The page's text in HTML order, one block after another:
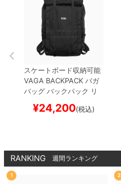
スケートボード収納可能
VAGA BACKPACK バガ
バッグ バックパック リ
ACKスケートボード ス
¥24,200(税込)
RANKING 週間ランキング
1 2